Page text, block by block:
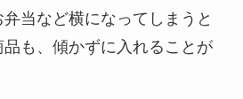
当など横になってしまうと
も、傾かずに入れることが